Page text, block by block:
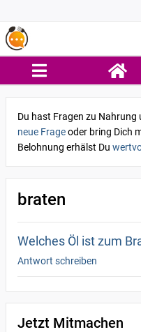
Du hast Fragen zu Nahrung
neue Frageoder bring Dich
Belohnung erhälst Du
braten
Welches Öl ist zum
Antwort schreiben
Jetzt Mitmachen